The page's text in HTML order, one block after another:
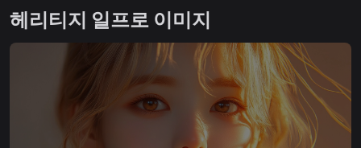
헤리티지 일프로 이미지